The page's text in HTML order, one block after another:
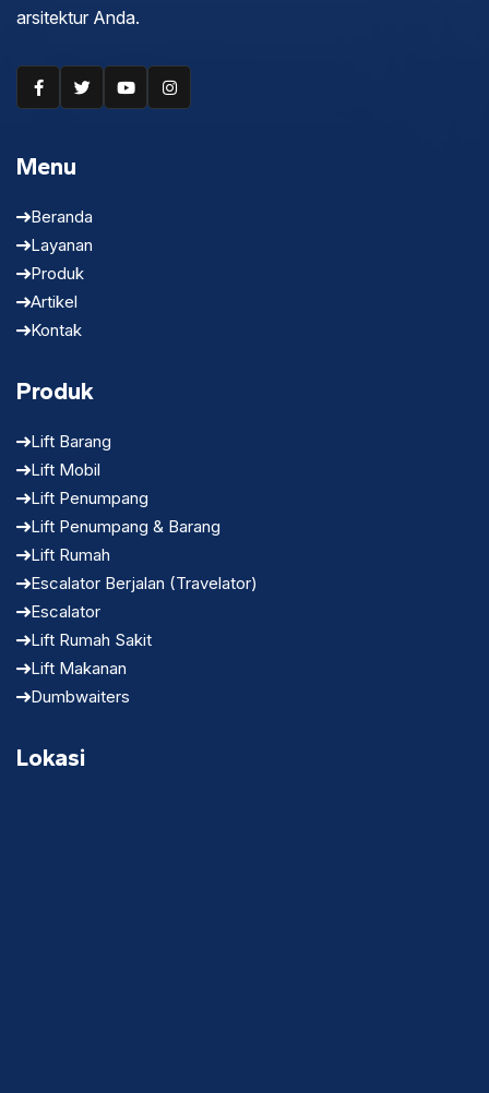
arsitektur Anda.
Menu
Beranda
Layanan
Produk
Artikel
Kontak
Produk
Lift Barang
Lift Mobil
Lift Penumpang
Lift Penumpang & Barang
Lift Rumah
Escalator Berjalan (Travelator)
Escalator
Lift Rumah Sakit
Lift Makanan
Dumbwaiters
Lokasi